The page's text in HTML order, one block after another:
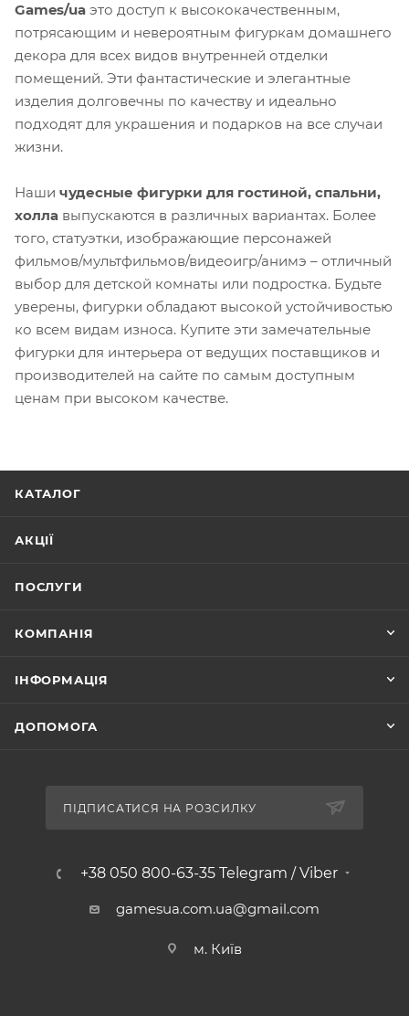
Games/ua это доступ к высококачественным,
потрясающим и невероятным фигуркам домашнего
декора для всех видов внутренней отделки
помещений. Эти фантастические и элегантные
изделия долговечны по качеству и идеально
подходят для украшения и подарков на все случаи
жизни.
Наши чудесные фигурки для гостиной, спальни,
холла выпускаются в различных вариантах. Более
того, статуэтки, изображающие персонажей
фильмов/мультфильмов/видеоигр/анимэ – отличный
выбор для детской комнаты или подростка. Будьте
уверены, фигурки обладают высокой устойчивостью
ко всем видам износа. Купите эти замечательные
фигурки для интерьера от ведущих поставщиков и
производителей на сайте по самым доступным
ценам при высоком качестве.
КАТАЛОГ
АКЦІЇ
ПОСЛУГИ
КОМПАНІЯ
ІНФОРМАЦІЯ
ДОПОМОГА
ПІДПИСАТИСЯ НА РОЗСИЛКУ
+38 050 800-63-35 Telegram / Viber
gamesua.com.ua@gmail.com
м. Київ